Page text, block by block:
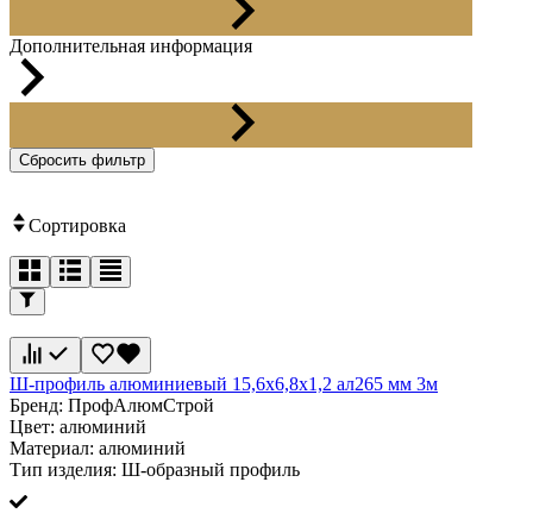
Дополнительная информация
данный товар продается кратно двум штукам
Сбросить фильтр
Сортировка
Ш-профиль алюминиевый 15,6х6,8х1,2 ал265 мм 3м
Бренд: ПрофАлюмСтрой
Цвет: алюминий
Материал: алюминий
Тип изделия: Ш-образный профиль